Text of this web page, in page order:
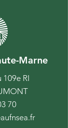
Marne
109e RI
70